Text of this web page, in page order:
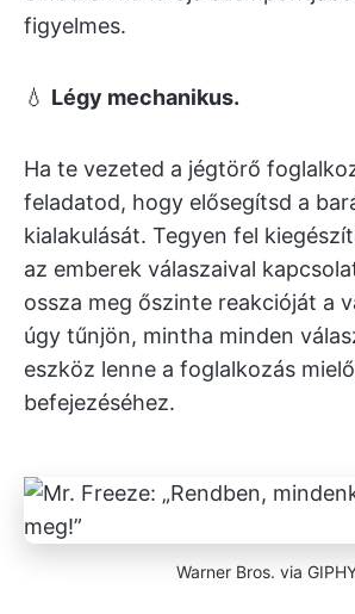
figyelmes.
💧 Légy mechanikus.
Ha te vezeted a jégtörő
feladatod, hogy elősegítsd a
kialakulását. Tegyen fel
az emberek válaszaival
ossza meg őszinte reakcióját a
úgy tűnjön, mintha minden
eszköz lenne a foglalkozás
befejezéséhez.
Warner Bros. via